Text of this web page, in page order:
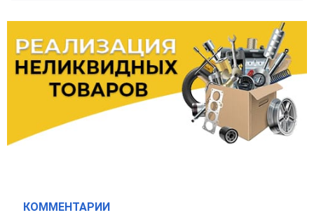
КОММЕНТАРИИ